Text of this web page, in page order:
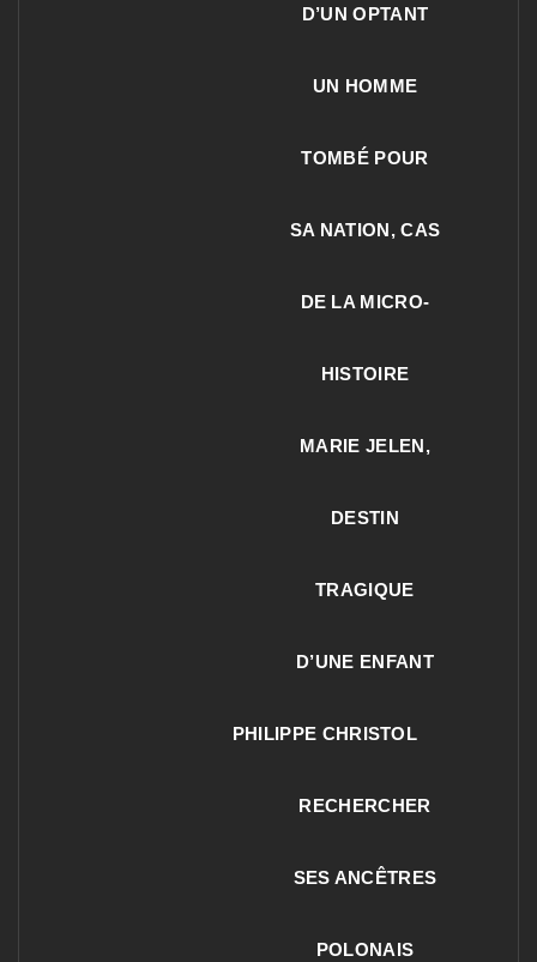
D’UN OPTANT
UN HOMME
TOMBÉ POUR
SA NATION, CAS
DE LA MICRO-
HISTOIRE
MARIE JELEN,
DESTIN
TRAGIQUE
D’UNE ENFANT
PHILIPPE CHRISTOL
RECHERCHER
SES ANCÊTRES
POLONAIS